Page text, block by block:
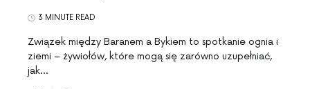
3 MINUTE READ
Związek między Baranem a Bykiem to spotkanie ognia i
ziemi – żywiołów, które mogą się zarówno uzupełniać,
jak…